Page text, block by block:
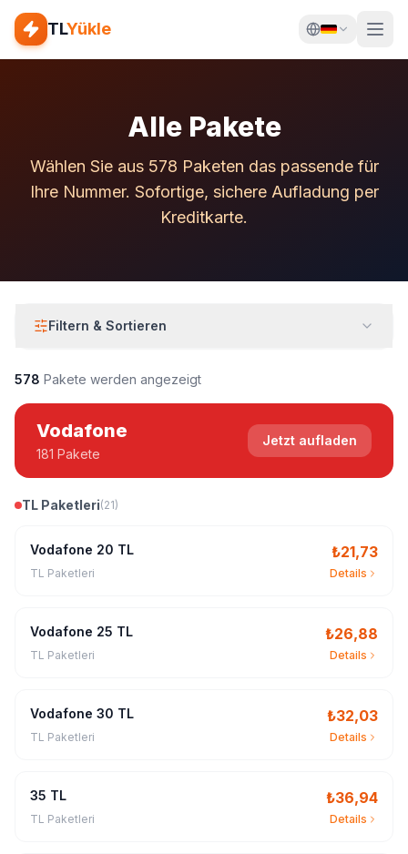
TLYükle
Alle Pakete
Wählen Sie aus 578 Paketen das passende für
Ihre Nummer. Sofortige, sichere Aufladung per
Kreditkarte.
Filtern & Sortieren
578 Pakete werden angezeigt
Vodafone
181 Pakete
Jetzt aufladen
TL Paketleri(21)
Vodafone 20 TL ₺21,73
TL Paketleri Details
Vodafone 25 TL ₺26,88
TL Paketleri Details
Vodafone 30 TL ₺32,03
TL Paketleri Details
35 TL ₺36,94
TL Paketleri Details